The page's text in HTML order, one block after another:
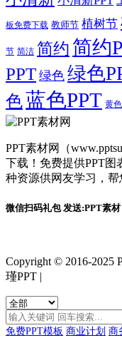
板免费下载 教师节 植树节
节 简洁 简约 简约
PPT 绿色 绿色
色蓝色PPT 黄色
PPT素材网（
下载！免费提供PPT图
种资源供网友学习，帮
微信扫码礼包 发送:PPT素材
Copyright © 2016-2025
瑾PPT |
免费PPT模板 商业计划 商